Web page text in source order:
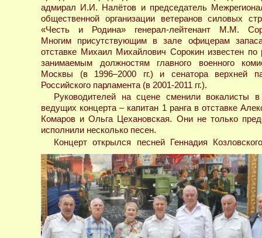
адмирал И.И. Налётов и председатель
общественной организации ветеранов силовых
«Честь и Родина» генерал-лейтенант М.М.
Многим присутствующим в зале офицерам
отставке Михаил Михайлович Сорокин известен по
занимаемым должностям главного военного
Москвы (в 1996–2000 гг.) и сенатора верхней
Российского парламента (в 2001-2011 гг.).
Руководителей на сцене сменили вокалисты
ведущих концерта – капитан 1 ранга в отставке
Комаров и Ольга Цехановская. Они не только
исполнили несколько песен.
Концерт открылся песней Геннадия